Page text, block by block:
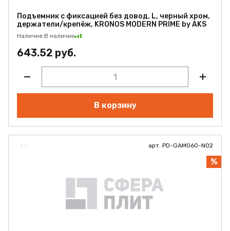
Подъемник с фиксацией без довод, L, черный хром,
держатели/крепёж, KRONOS MODERN PRIME by AKS
Наличие:В наличии
643.52 руб.
В корзину
арт. PD-GAM060-N02
%